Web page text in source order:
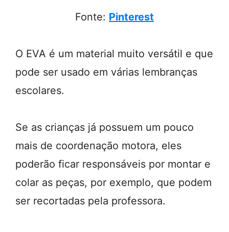
Fonte: Pinterest
O EVA é um material muito versátil e que
pode ser usado em várias lembranças
escolares.
Se as crianças já possuem um pouco
mais de coordenação motora, eles
poderão ficar responsáveis por montar e
colar as peças, por exemplo, que podem
ser recortadas pela professora.